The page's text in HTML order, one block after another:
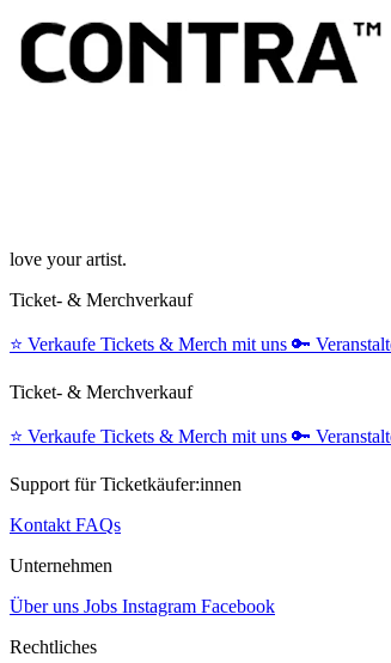
love your artist.
Ticket- & Merchverkauf
⭐️ Verkaufe Tickets & Merch mit uns 🔑
Ticket- & Merchverkauf
⭐️ Verkaufe Tickets & Merch mit uns 🔑
Support für Ticketkäufer:innen
Kontakt FAQs
Unternehmen
Über uns Jobs Instagram Facebook
Rechtliches